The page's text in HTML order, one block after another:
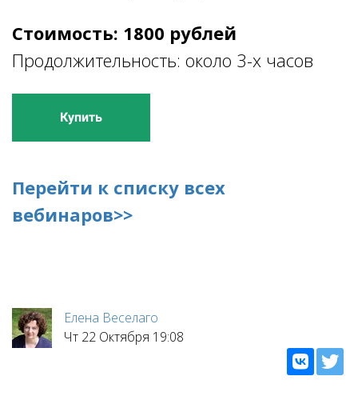
Стоимость: 1800 рублей
Продолжительность: около 3-х часов
Купить
Перейти к списку всех
вебинаров>>
Елена Веселаго
Чт 22 Октября 19:08